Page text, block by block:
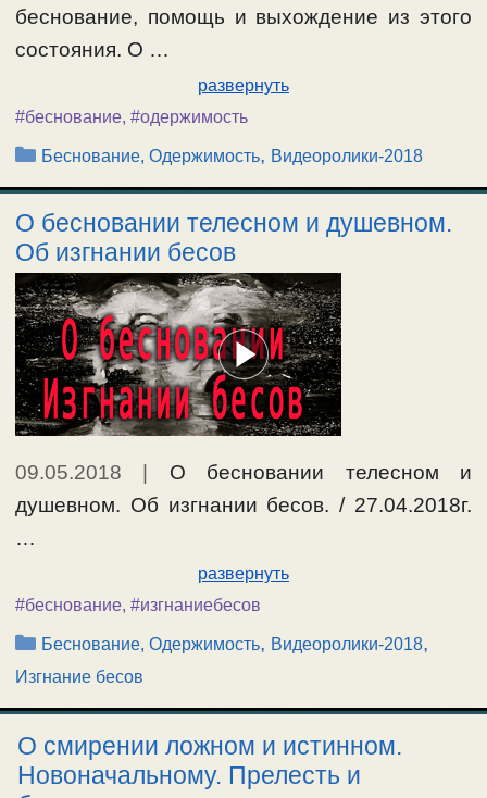
беснование, помощь и выхождение из этого
состояния. О …
развернуть
#беснование, #одержимость
Рубрики
Беснование, Одержимость, Видеоролики-2018
О бесновании телесном и душевном.
Об изгнании бесов
09.05.2018
О бесновании телесном и
душевном. Об изгнании бесов. / 27.04.2018г.
…
развернуть
#беснование, #изгнаниебесов
Рубрики
Беснование, Одержимость, Видеоролики-2018,
Изгнание бесов
О смирении ложном и истинном.
Новоначальному. Прелесть и